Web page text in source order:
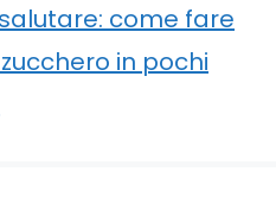
come fare
in pochi